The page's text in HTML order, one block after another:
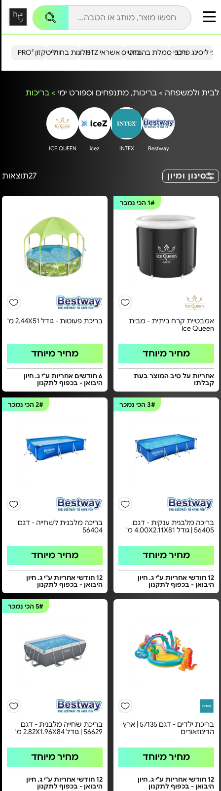
הייטקזון PRO²מלונות בחו"ל כרטיס אשראי HTZ ליסינג פרטירכבי סמלת בהנחה
לבית ולמשפחה > בריכות, מתנפחים וספורט ימי > בריכות
Bestway
INTEX
icez
ICE QUEEN
סינון ומיון 27תוצאות
1#הכי נמכר
אמבטיית קרח ביתית - מבית
Ice Queen
מחיר מיוחד
אחריות על טיב המוצר בעת
קבלתו
בריכת פעוטות - גודל 2.44X51 מ'
מחיר מיוחד
6 חודשים אחריות ע"י ג. חיון
היבואן - בכפוף לתקנון
3#הכי נמכר
בריכה מלבנית ענקית - דגם
56405 | גודל 4.00X2.11X81 מ'
מחיר מיוחד
12 חודשי אחריות ע"י ג. חיון
היבואן - בכפוף לתקנון
2#הכי נמכר
בריכה מלבנית לשחייה - דגם
56404
מחיר מיוחד
12 חודשי אחריות ע"י ג. חיון
היבואן - בכפוף לתקנון
בריכת ילדים - דגם 57135 | ארץ
הדינוזאורים
מחיר מיוחד
12 חודשי אחריות ע"י ג. חיון
היבואן - בכפוף לתקנון
5#הכי נמכר
בריכת שחייה מלבנית - דגם
56629 | גודל 2.82X1.96X84 מ'
מחיר מיוחד
12 חודשי אחריות ע"י ג. חיון
היבואן - בכפוף לתקנון